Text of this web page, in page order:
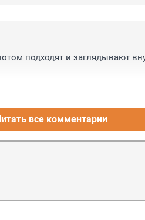
подходят и заглядывают
все комментарии